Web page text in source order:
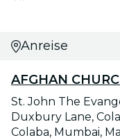
Anreise
AFGHAN
St. John The
Duxbury Lane,
Colaba, Mumbai,